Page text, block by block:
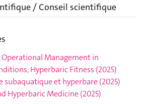
/ Conseil scientifique
Operational Management in
Hyperbaric Fitness (2025)
subaquatique et hyperbare(2025)
Hyperbaric Medicine(2025)